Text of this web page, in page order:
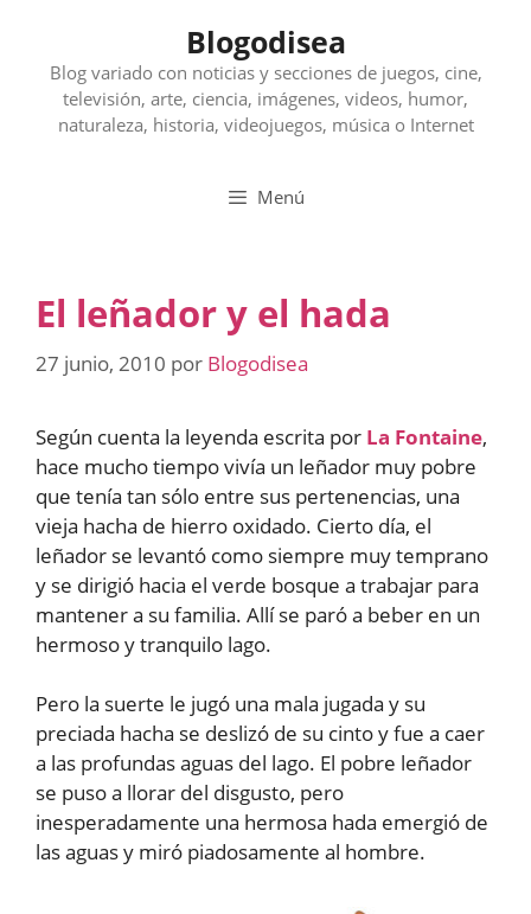
contenido
Blogodisea
Blog variado con noticias y secciones de juegos, cine,
televisión, arte, ciencia, imágenes, videos, humor,
naturaleza, historia, videojuegos, música o Internet
Menú
El leñador y el hada
27 junio, 2010 por Blogodisea
Según cuenta la leyenda escrita por La Fontaine,
hace mucho tiempo vivía un leñador muy pobre
que tenía tan sólo entre sus pertenencias, una
vieja hacha de hierro oxidado. Cierto día, el
leñador se levantó como siempre muy temprano
y se dirigió hacia el verde bosque a trabajar para
mantener a su familia. Allí se paró a beber en un
hermoso y tranquilo lago.
Pero la suerte le jugó una mala jugada y su
preciada hacha se deslizó de su cinto y fue a caer
a las profundas aguas del lago. El pobre leñador
se puso a llorar del disgusto, pero
inesperadamente una hermosa hada emergió de
las aguas y miró piadosamente al hombre.